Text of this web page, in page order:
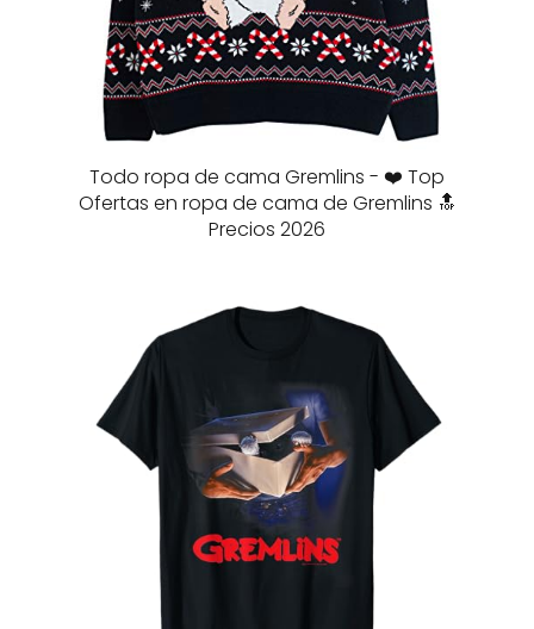
Todo ropa de cama Gremlins - ❤️ Top
Ofertas en ropa de cama de Gremlins 🔝
Precios 2026